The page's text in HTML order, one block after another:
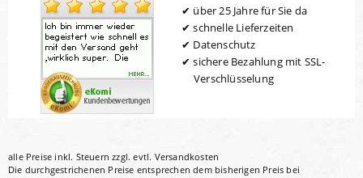
über 25 Jahre für Sie da
schnelle Lieferzeiten
Datenschutz
sichere Bezahlung mit SSL-
Verschlüsselung
alle Preise inkl. Steuern zzgl. evtl. Versandkosten
Die durchgestrichenen Preise entsprechen dem bisherigen Preis bei